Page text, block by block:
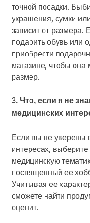
точной посадки.
украшения, сумки
зависит от размера.
подарить обувь или
приобрести
магазине, чтобы
размер.
3. Что, если я не
медицинских
Если вы не уверены
интересах,
медицинскую
посвященный ее
Учитывая ее
сможете найти
оценит.